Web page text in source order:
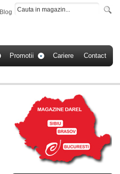
Blog
Promotii Cariere Contact